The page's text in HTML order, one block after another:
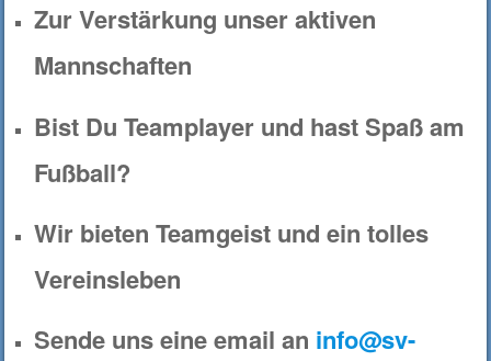
Zur Verstärkung unser aktiven
Mannschaften
Bist Du Teamplayer und hast Spaß am
Fußball?
Wir bieten Teamgeist und ein tolles
Vereinsleben
Sende uns eine email an info@sv-